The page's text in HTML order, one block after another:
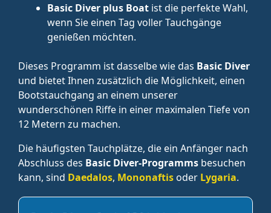
Basic Diver plus Boat ist die perfekte Wahl,
wenn Sie einen Tag voller Tauchgänge
genießen möchten.
Dieses Programm ist dasselbe wie das Basic Diver
und bietet Ihnen zusätzlich die Möglichkeit, einen
Bootstauchgang an einem unserer
wunderschönen Riffe in einer maximalen Tiefe von
12 Metern zu machen.
Die häufigsten Tauchplätze, die ein Anfänger nach
Abschluss des Basic Diver-Programms besuchen
kann, sind Daedalos, Mononaftis oder Lygaria.